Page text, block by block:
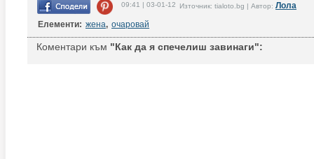
09:41 | 03-01-12 Източник: tialoto.bg | Автор: Лола
Елементи: жена, очаровай
Коментари към "Как да я спечелиш завинаги":